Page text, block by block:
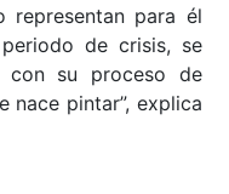
para él
de crisis, se
con su proceso de
nace pintar”, explica